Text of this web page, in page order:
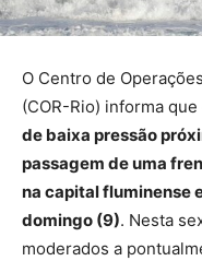
O Centro de
(COR-Rio) informa que
de baixa pressão
passagem de uma
na capital fluminense
domingo (9). Nesta
moderados a